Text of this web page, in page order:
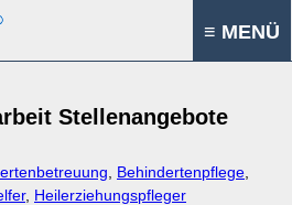
≡ MENÜ
Stellenangebote
Behindertenpflege
, Heilerziehungspfleger